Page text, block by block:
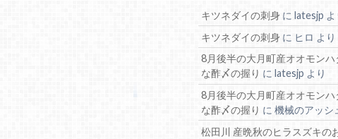
キツネダイの刺身 にlatesjp よ
キツネダイの刺身 に ヒロ より
8月後半の大月町産オオモンハ
な酢〆の握り にlatesjp より
8月後半の大月町産オオモンハ
な酢〆の握り に機械のアッシ
松田川 産晩秋のヒラスズキの